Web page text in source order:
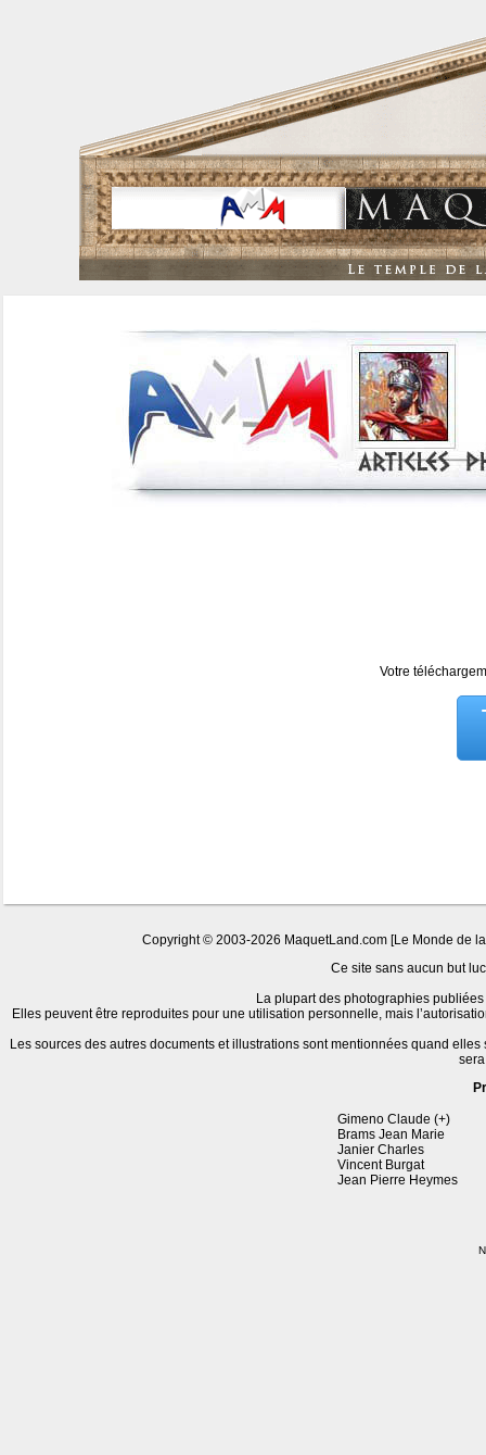
Votre
Copyright © 2003-2026 MaquetLand.com [Le Monde de
Ce site sans aucun but
La plupart des photographies
Elles peuvent être reproduites pour une utilisation personnelle, mais
Les sources des autres documents et illustrations sont mentionnées quand
Gimeno Claude (+)
Brams Jean Marie
Janier Charles
Vincent Burgat
Jean Pierre Heymes